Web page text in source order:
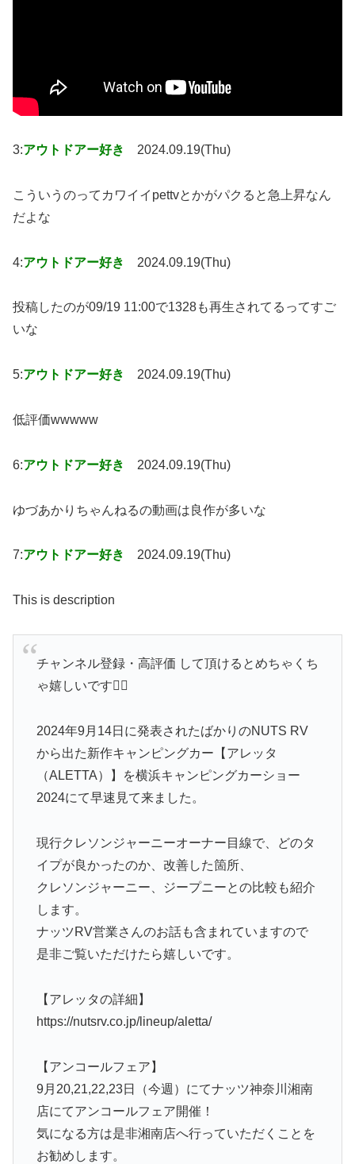
3:アウトドアー好き 2024.09.19(Thu)
こういうのってカワイイpettvとかがパクると急上昇なん
だよな
4:アウトドアー好き 2024.09.19(Thu)
投稿したのが09/19 11:00で1328も再生されてるってすご
いな
5:アウトドアー好き 2024.09.19(Thu)
低評価wwwww
6:アウトドアー好き 2024.09.19(Thu)
ゆづあかりちゃんねるの動画は良作が多いな
7:アウトドアー好き 2024.09.19(Thu)
This is description
チャンネル登録・高評価 して頂けるとめちゃくち
ゃ嬉しいです🙇‍♂️
2024年9月14日に発表されたばかりのNUTS RV
から出た新作キャンピングカー【アレッタ
（ALETTA）】を横浜キャンピングカーショー
2024にて早速見て来ました。
現行クレソンジャーニーオーナー目線で、どのタ
イプが良かったのか、改善した箇所、
クレソンジャーニー、ジープニーとの比較も紹介
します。
ナッツRV営業さんのお話も含まれていますので
是非ご覧いただけたら嬉しいです。
【アレッタの詳細】
https://nutsrv.co.jp/lineup/aletta/
【アンコールフェア】
9月20,21,22,23日（今週）にてナッツ神奈川湘南
店にてアンコールフェア開催！
気になる方は是非湘南店へ行っていただくことを
お勧めします。